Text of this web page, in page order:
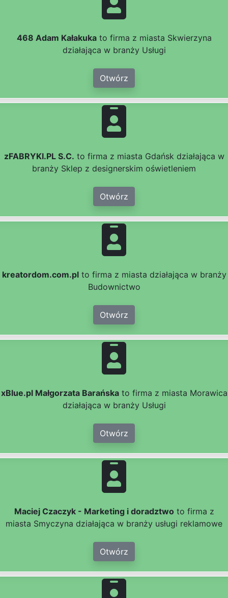
468 Adam Kałakukato firma z miasta Skwierzyna
działająca w branży Usługi
Otwórz
zFABRYKI.PL S.C. to firma z miasta Gdańsk działająca w
branży Sklep z designerskim oświetleniem
Otwórz
kreatordom.com.plto firma z miasta działająca w branży
Budownictwo
Otwórz
xBlue.pl Małgorzata Barańskato firma z miasta Morawica
działająca w branży Usługi
Otwórz
Maciej Czaczyk - Marketing i doradztwo to firma z
miasta Smyczyna działająca w branży usługi reklamowe
Otwórz